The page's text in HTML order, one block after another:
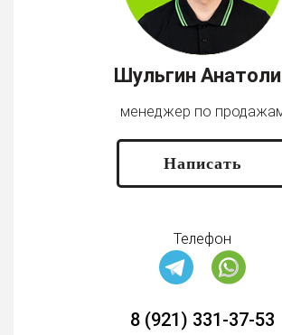
Шульгин
менеджер по
Написать
Телефон
8 (921) 331-37-53